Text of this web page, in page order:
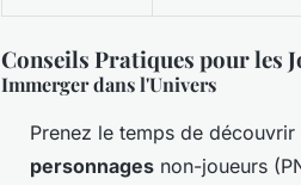
Conseils Pratiques pour les
Immerger dans l'Univers
Prenez le temps de découvrir
personnages non-joueurs